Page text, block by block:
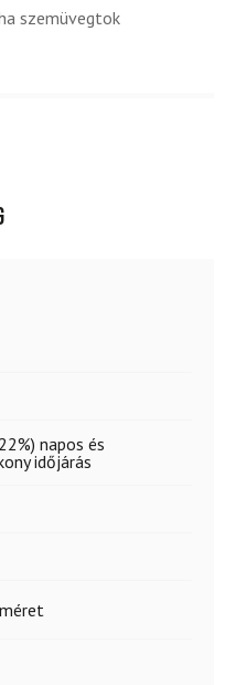
szemüvegtok
napos és
időjárás